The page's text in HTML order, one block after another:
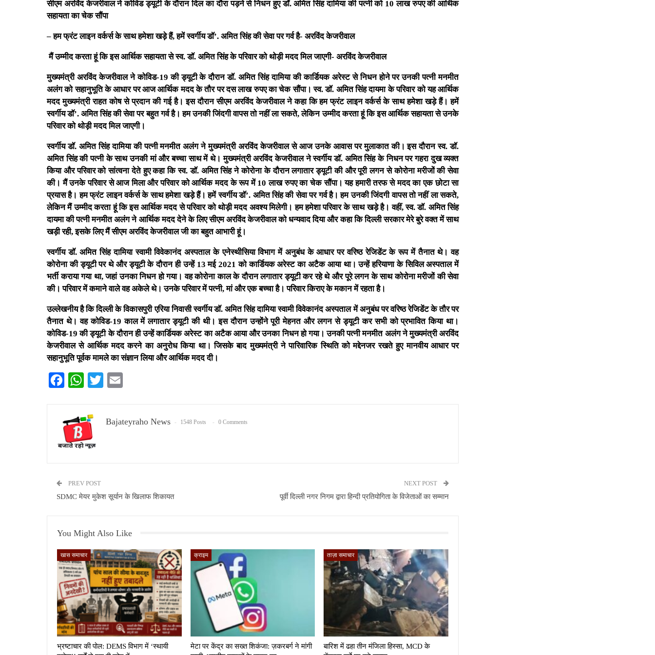
सीएम अरविंद केजरीवाल ने कोविड ड्यूटी के दौरान दिल का दौरा पड़ने से निधन हुए डॉ. अमित सिंह दामिया की पत्नी को 10 लाख रुपए की आर्थिक
सहायता का चेक सौंपा
– हम फ्रंट लाइन वर्कर्स के साथ हमेशा खड़े हैं, हमें स्वर्गीय डॉ’. अमित सिंह की सेवा पर गर्व है- अरविंद केजरीवाल
मैं उम्मीद करता हूं कि इस आर्थिक सहायता से स्व. डॉ. अमित सिंह के परिवार को थोड़ी मदद मिल जाएगी- अरविंद केजरीवाल
मुख्यमंत्री अरविंद केजरीवाल ने कोविड-19 की ड्यूटी के दौरान डॉ. अमित सिंह दामिया की कार्डियक अरेस्ट से निधन होने पर उनकी पत्नी मनमीत
अलंग को सहानुभूति के आधार पर आज आर्थिक मदद के तौर पर दस लाख रुपए का चेक सौंपा। स्व. डॉ. अमित सिंह दायमा के परिवार को यह आर्थिक
मदद मुख्यमंत्री राहत कोष से प्रदान की गई है। इस दौरान सीएम अरविंद केजरीवाल ने कहा कि हम फ्रंट लाइन वर्कर्स के साथ हमेशा खड़े हैं। हमें
स्वर्गीय डॉ’. अमित सिंह की सेवा पर बहुत गर्व है। हम उनकी जिंदगी वापस तो नहीं ला सकते, लेकिन उम्मीद करता हूं कि इस आर्थिक सहायता से उनके
परिवार को थोड़ी मदद मिल जाएगी।
स्वर्गीय डॉ. अमित सिंह दामिया की पत्नी मनमीत अलंग ने मुख्यमंत्री अरविंद केजरीवाल से आज उनके आवास पर मुलाकात की। इस दौरान स्व. डॉ.
अमित सिंह की पत्नी के साथ उनकी मां और बच्चा साथ में थे। मुख्यमंत्री अरविंद केजरीवाल ने स्वर्गीय डॉ. अमित सिंह के निधन पर गहरा दुख व्यक्त
किया और परिवार को सांत्वना देते हुए कहा कि स्व. डॉ. अमित सिंह ने कोरोना के दौरान लगातार ड्यूटी की और पूरी लगन से कोरोना मरीजों की सेवा
की। मैं उनके परिवार से आज मिला और परिवार को आर्थिक मदद के रूप में 10 लाख रुपए का चेक सौंपा। यह हमारी तरफ से मदद का एक छोटा सा
प्रयास है। हम फ्रंट लाइन वर्कर्स के साथ हमेशा खड़े हैं। हमें स्वर्गीय डॉ’. अमित सिंह की सेवा पर गर्व है। हम उनकी जिंदगी वापस तो नहीं ला सकते,
लेकिन मैं उम्मीद करता हूं कि इस आर्थिक मदद से परिवार को थोड़ी मदद अवश्य मिलेगी। हम हमेशा परिवार के साथ खड़े है। वहीं, स्व. डॉ. अमित सिंह
दायमा की पत्नी मनमीत अलंग ने आर्थिक मदद देने के लिए सीएम अरविंद केजरीवाल को धन्यवाद दिया और कहा कि दिल्ली सरकार मेरे बुरे वक्त में साथ
खड़ी रही, इसके लिए मैं सीएम अरविंद केजरीवाल जी का बहुत आभारी हूं।
स्वर्गीय डॉ. अमित सिंह दामिया स्वामी विवेकानंद अस्पताल के एनेस्थीसिया विभाग में अनुबंध के आधार पर वरिष्ठ रेजिडेंट के रूप में तैनात थे। वह
कोरोना की ड्यूटी पर थे और ड्यूटी के दौरान ही उन्हें 13 मई 2021 को कार्डियक अरेस्ट का अटैक आया था। उन्हें हरियाणा के सिविल अस्पताल में
भर्ती कराया गया था, जहां उनका निधन हो गया। वह कोरोना काल के दौरान लगातार ड्यूटी कर रहे थे और पूरे लगन के साथ कोरोना मरीजों की सेवा
की। परिवार में कमाने वाले वह अकेले थे। उनके परिवार में पत्नी, मां और एक बच्चा है। परिवार किराए के मकान में रहता है।
उल्लेखनीय है कि दिल्ली के विकासपुरी एरिया निवासी स्वर्गीय डॉ. अमित सिंह दामिया स्वामी विवेकानंद अस्पताल में अनुबंध पर वरिष्ठ रेजिडेंट के तौर पर
तैनात थे। वह कोविड-19 काल में लगातार ड्यूटी की थी। इस दौरान उन्होंने पूरी मेहनत और लगन से ड्यूटी कर सभी को प्रभावित किया था।
कोविड-19 की ड्यूटी के दौरान ही उन्हें कार्डियक अरेस्ट का अटैक आया और उनका निधन हो गया। उनकी पत्नी मनमीत अलंग ने मुख्यमंत्री अरविंद
केजरीवाल से आर्थिक मदद करने का अनुरोध किया था। जिसके बाद मुख्यमंत्री ने पारिवारिक स्थिति को मद्देनजर रखते हुए मानवीय आधार पर
सहानुभूति पूर्वक मामले का संज्ञान लिया और आर्थिक मदद दी।
Facebook
WhatsApp
Twitter
Bajateyraho News 1548 Posts 0 Comments
PREV POST
SDMC मेयर मुकेश सूर्यान के खिलाफ शिकायत
NEXT POST
पूर्वी दिल्ली नगर निगम द्वारा हिन्दी प्रतियोगिता के विजेताओं का सम्मान
You Might Also Like
खास समाचार
भ्रष्टाचार की पोल: DEMS विभाग में ‘स्थायी
क्राइम
मेटा पर केंद्र का सख्त शिकंजा: ज़करबर्ग ने मांगी
ताज़ा समाचार
बारिश में ढहा तीन मंजिला हिस्सा, MCD के